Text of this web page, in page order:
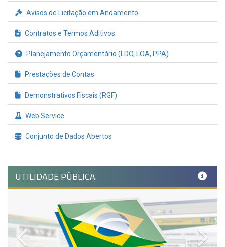
Avisos de Licitação em Andamento
Contratos e Termos Aditivos
Planejamento Orçamentário (LDO, LOA, PPA)
Prestações de Contas
Demonstrativos Fiscais (RGF)
Web Service
Conjunto de Dados Abertos
UTILIDADE PÚBLICA
Previous